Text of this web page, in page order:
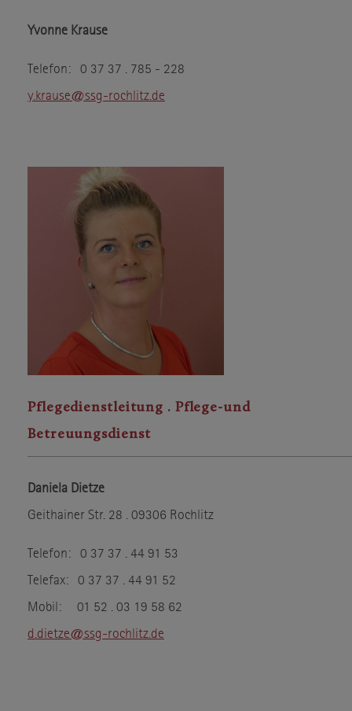
Yvonne Krause
Telefon: 0 37 37 . 785 - 228
y.krause@ssg-rochlitz.de
Pflegedienstleitung . Pflege-und
Betreuungsdienst
Daniela Dietze
Geithainer Str. 28 . 09306 Rochlitz
Telefon: 0 37 37 . 44 91 53
Telefax: 0 37 37 . 44 91 52
Mobil: 01 52 . 03 19 58 62
d.dietze@ssg-rochlitz.de